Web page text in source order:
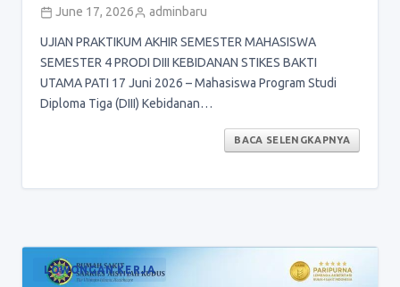
June 17, 2026 adminbaru
UJIAN PRAKTIKUM AKHIR SEMESTER MAHASISWA
SEMESTER 4 PRODI DIII KEBIDANAN STIKES BAKTI
UTAMA PATI 17 Juni 2026 – Mahasiswa Program Studi
Diploma Tiga (DIII) Kebidanan…
BACA SELENGKAPNYA
LOWONGAN KERJA